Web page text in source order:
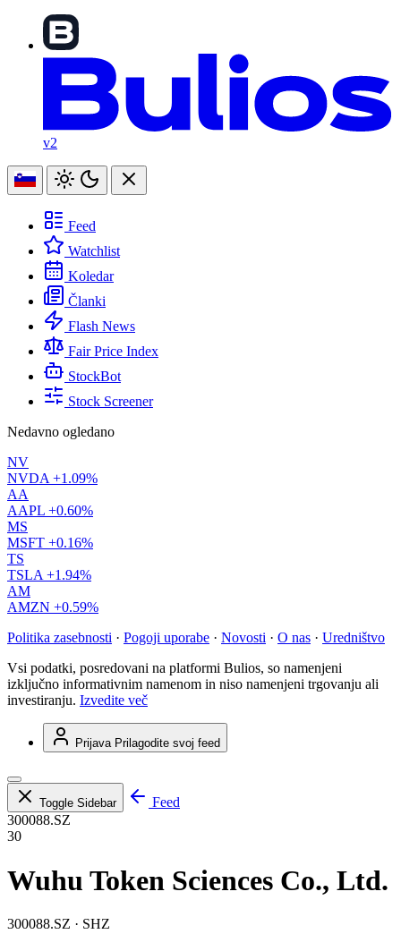
v2
Feed
Watchlist
Koledar
Članki
Flash News
Fair Price Index
StockBot
Stock Screener
Nedavno ogledano
NV
NVDA +1.09%
AA
AAPL +0.60%
MS
MSFT +0.16%
TS
TSLA +1.94%
AM
AMZN +0.59%
Politika zasebnosti · Pogoji uporabe · Novosti · O nas · Uredništvo
Vsi podatki, posredovani na platformi Bulios, so namenjeni
izključno informativnim namenom in niso namenjeni trgovanju ali
investiranju. Izvedite več
Prijava Prilagodite svoj feed
Toggle Sidebar
Feed
300088.SZ
30
Wuhu Token Sciences Co., Ltd.
300088.SZ · SHZ